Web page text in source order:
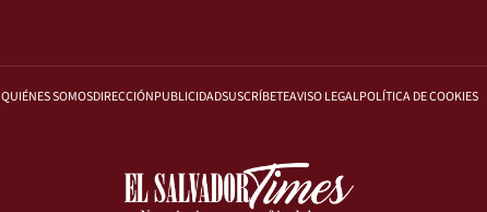
QUIÉNES SOMOSDIRECCIÓNPUBLICIDADSUSCRÍBETEAVISO LEGALPOLÍTICA DE COOKIES